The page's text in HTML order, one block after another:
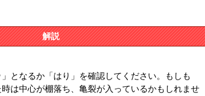
解説
となるか「はり」を確認してください。もしも
時は中心が棚落ち、亀裂が入っているかもしれませ